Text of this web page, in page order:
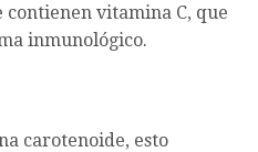
contienen vitamina C, que
inmunológico.
carotenoide, esto